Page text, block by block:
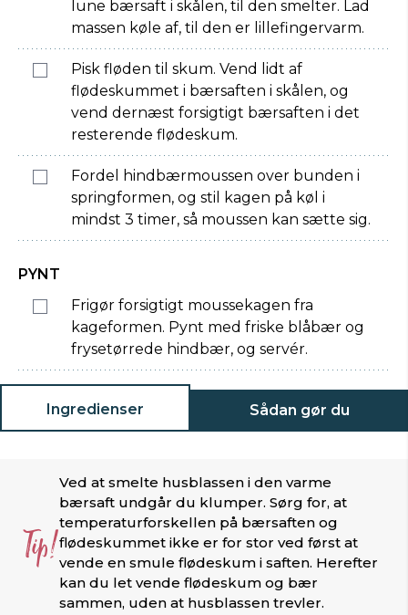
lune bærsaft i skålen, til den smelter. Lad
massen køle af, til den er lillefingervarm.
Pisk fløden til skum. Vend lidt af
flødeskummet i bærsaften i skålen, og
vend dernæst forsigtigt bærsaften i det
resterende flødeskum.
Fordel hindbærmoussen over bunden i
springformen, og stil kagen på køl i
mindst 3 timer, så moussen kan sætte sig.
PYNT
Frigør forsigtigt moussekagen fra
kageformen. Pynt med friske blåbær og
frysetørrede hindbær, og servér.
Ingredienser Sådan gør du
Tip!
Ved at smelte husblassen i den varme
bærsaft undgår du klumper. Sørg for, at
temperaturforskellen på bærsaften og
flødeskummet ikke er for stor ved først at
vende en smule flødeskum i saften. Herefter
kan du let vende flødeskum og bær
sammen, uden at husblassen trevler.